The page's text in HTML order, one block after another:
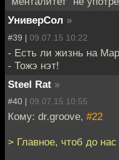
УниверСол »
#39 | 09.07.15 10:22
- Есть ли жизнь на
- Тожэ нэт!
Steel Rat »
#40 | 09.07.15 10:55
Кому: dr.groove, #22
> Главное, чтоб до